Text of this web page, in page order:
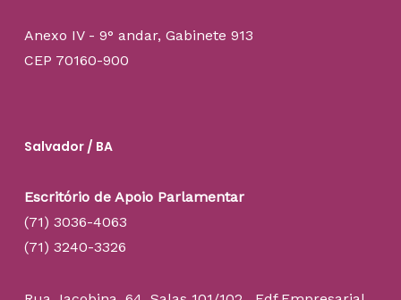
Anexo IV - 9° andar, Gabinete 913
CEP 70160-900
Salvador / BA
Escritório de Apoio Parlamentar
(71) 3036-4063
(71) 3240-3326